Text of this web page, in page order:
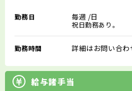
勤務日 毎週 /日
祝日勤務あり。
勤務時間 詳細はお問い合わ
給与諸手当